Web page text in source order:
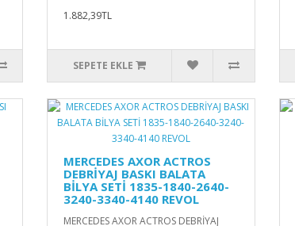
1.882,39TL
SEPETE EKLE
MERCEDES AXOR ACTROS
DEBRİYAJ BASKI BALATA
BİLYA SETİ 1835-1840-2640-
3240-3340-4140 REVOL
MERCEDES AXOR ACTROS DEBRİYAJ